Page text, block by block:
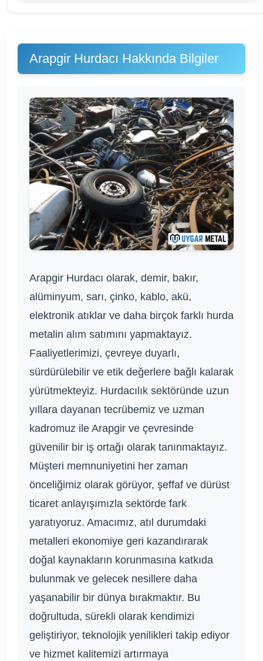
Arapgir Hurdacı Hakkında Bilgiler
Arapgir Hurdacı olarak, demir, bakır,
alüminyum, sarı, çinko, kablo, akü,
elektronik atıklar ve daha birçok farklı hurda
metalin alım satımını yapmaktayız.
Faaliyetlerimizi, çevreye duyarlı,
sürdürülebilir ve etik değerlere bağlı kalarak
yürütmekteyiz. Hurdacılık sektöründe uzun
yıllara dayanan tecrübemiz ve uzman
kadromuz ile Arapgir ve çevresinde
güvenilir bir iş ortağı olarak tanınmaktayız.
Müşteri memnuniyetini her zaman
önceliğimiz olarak görüyor, şeffaf ve dürüst
ticaret anlayışımızla sektörde fark
yaratıyoruz. Amacımız, atıl durumdaki
metalleri ekonomiye geri kazandırarak
doğal kaynakların korunmasına katkıda
bulunmak ve gelecek nesillere daha
yaşanabilir bir dünya bırakmaktır. Bu
doğrultuda, sürekli olarak kendimizi
geliştiriyor, teknolojik yenilikleri takip ediyor
ve hizmet kalitemizi artırmaya